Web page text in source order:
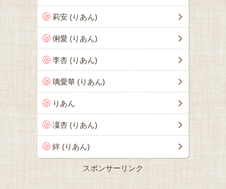
莉安 (りあん)
俐愛 (りあん)
李杏 (りあん)
璃愛華 (りあん)
りあん
凜杏 (りあん)
絆 (りあん)
スポンサーリンク